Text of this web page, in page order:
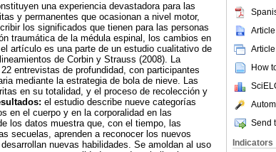
How
Send
Indicators
una experiencia devastadora para las
y permanentes que ocasionan a nivel motor,
los significados que tienen para las personas
traumática de la médula espinal, los cambios en
artículo es una parte de un estudio cualitativo de
de Corbin y Strauss (2008). La
entrevistas de profundidad, con participantes
mediante la estrategia de bola de nieve. Las
en su totalidad, y el proceso de recolección y
el estudio describe nueve categorías
en el cuerpo y en la corporalidad en las
los datos muestra que, con el tiempo, las
secuelas, aprenden a reconocer los nuevos
nuevas habilidades. Se amoldan al uso